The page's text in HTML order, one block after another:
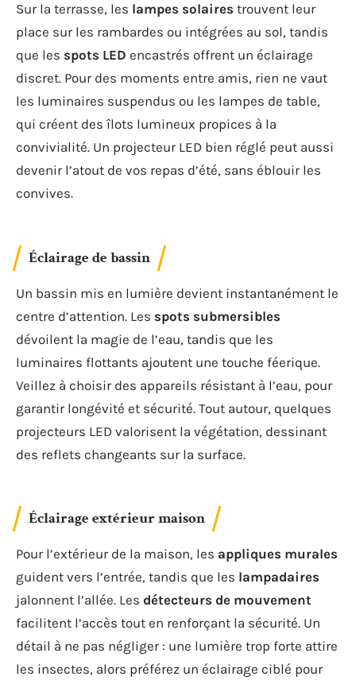
Sur la terrasse, les lampes solaires trouvent leur
place sur les rambardes ou intégrées au sol, tandis
que les spots LED encastrés offrent un éclairage
discret. Pour des moments entre amis, rien ne vaut
les luminaires suspendus ou les lampes de table,
qui créent des îlots lumineux propices à la
convivialité. Un projecteur LED bien réglé peut aussi
devenir l’atout de vos repas d’été, sans éblouir les
convives.
Éclairage de bassin
Un bassin mis en lumière devient instantanément le
centre d’attention. Les spots submersibles
dévoilent la magie de l’eau, tandis que les
luminaires flottants ajoutent une touche féerique.
Veillez à choisir des appareils résistant à l’eau, pour
garantir longévité et sécurité. Tout autour, quelques
projecteurs LED valorisent la végétation, dessinant
des reflets changeants sur la surface.
Éclairage extérieur maison
Pour l’extérieur de la maison, les appliques murales
guident vers l’entrée, tandis que les lampadaires
jalonnent l’allée. Les détecteurs de mouvement
facilitent l’accès tout en renforçant la sécurité. Un
détail à ne pas négliger : une lumière trop forte attire
les insectes, alors préférez un éclairage ciblé pour